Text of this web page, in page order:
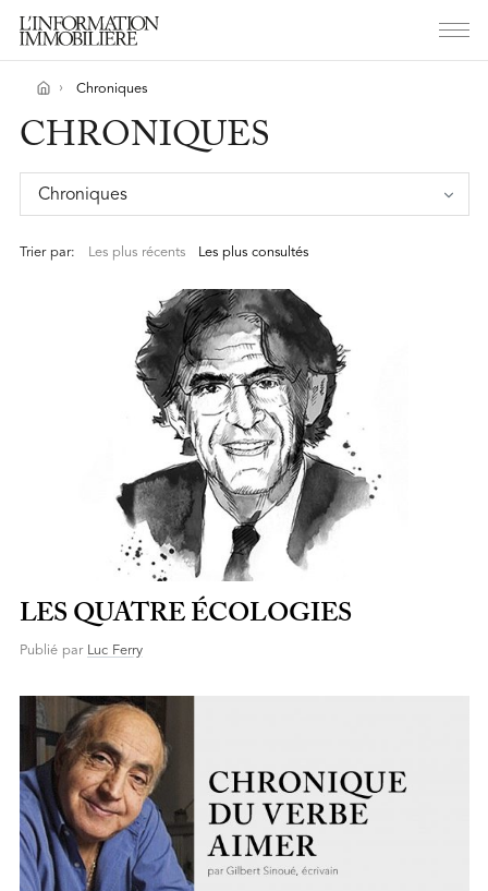
Chroniques
CHRONIQUES
Chroniques
Trier par: Les plus récents Les plus consultés
LES QUATRE ÉCOLOGIES
Publié par Luc Ferry